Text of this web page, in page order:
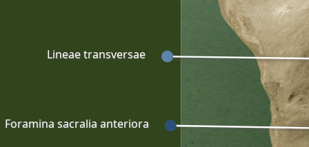
Foramina sacralia anteriora
Lineae transversae